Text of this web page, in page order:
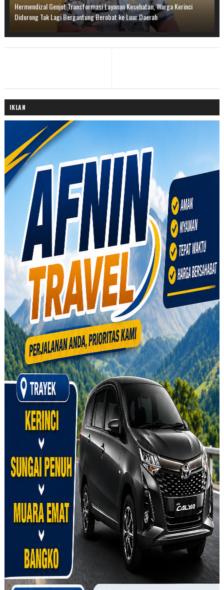
Hermendizal Genjot Transformasi Layanan Kesehatan, Warga Kerinci
Didorong Tak Lagi Bergantung Berobat ke Luar Daerah
IKLAN